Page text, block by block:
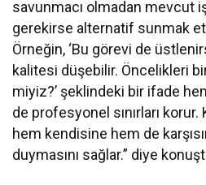
savunmacı olmadan mevcut
gerekirse alternatif sunmak
Örneğin, ‘Bu görevi de
kalitesi düşebilir. Öncelikleri
miyiz?’ şeklindeki bir ifade
de profesyonel sınırları korur.
hem kendisine hem de
duymasını sağlar.” diye